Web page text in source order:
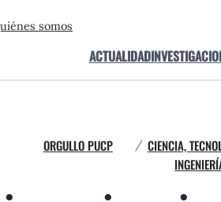
somos
ACTUALIDAD
ORGULLO PUCP / CIENCIA,